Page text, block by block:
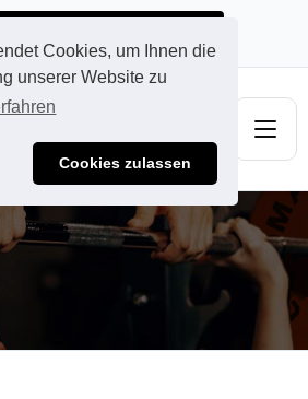
Cookies, um Ihnen die
unserer Website zu
Cookies zulassen